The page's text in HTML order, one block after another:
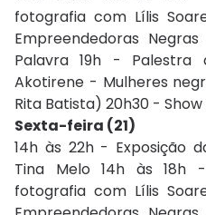
fotografia com Lílis
Empreendedoras
Palavra 19h -
Akotirene - Mulheres
Rita Batista) 20h30 - Show
Sexta-feira (21)
14h às 22h - Exposição
Tina Melo 14h às 18h
fotografia com Lílis